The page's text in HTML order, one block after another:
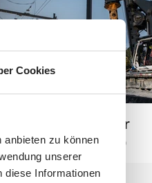
Cookies
anbieten zu können
unserer
diese Informationen
Polier/Vorarbeiter
Spezialtiefbau (a)